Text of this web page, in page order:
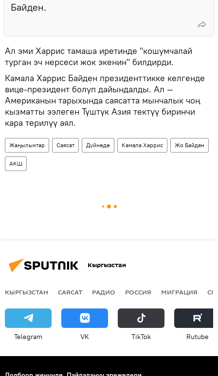
Байден.
Ал эми Харрис тамаша иретинде "кошумчалай
турган эч нерсеси жок экенин" билдирди.
Камала Харрис Байден президенттикке келгенде
вице-президент болуп дайындалды. Ал —
Американын тарыхында саясатта мынчалык чоң
кызматты ээлеген Түштүк Азия тектүү биринчи
кара терилүү аял.
Жаңылыктар Саясат Дүйнөдө Камала Харрис Жо Байден
АКШ
Кыргызстан
КЫРГЫЗСТАН САЯСАТ РАДИО РОССИЯ МИГРАЦИЯ
Telegram VK ТikТоk Rutube